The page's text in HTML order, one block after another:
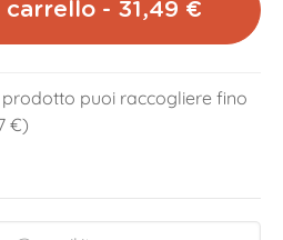
- 31,49 €
puoi raccogliere fino
€)